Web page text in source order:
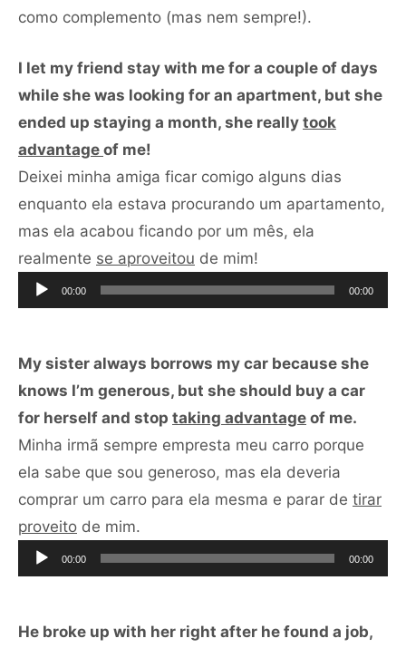
como complemento (mas nem sempre!).
I let my friend stay with me for a couple of days
while she was looking for an apartment, but she
ended up staying a month, she really took
advantage of me!
Deixei minha amiga ficar comigo alguns dias
enquanto ela estava procurando um apartamento,
mas ela acabou ficando por um mês, ela
realmente se aproveitou de mim!
de
áudio
00:00 00:00
My sister always borrows my car because she
knows I’m generous, but she should buy a car
for herself and stop taking advantage of me.
Minha irmã sempre empresta meu carro porque
ela sabe que sou generoso, mas ela deveria
comprar um carro para ela mesma e parar de tirar
proveito de mim.
de
áudio
00:00 00:00
He broke up with her right after he found a job,